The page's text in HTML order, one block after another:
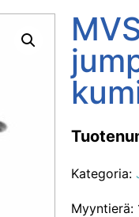
Kategoria:
Myyntierä: